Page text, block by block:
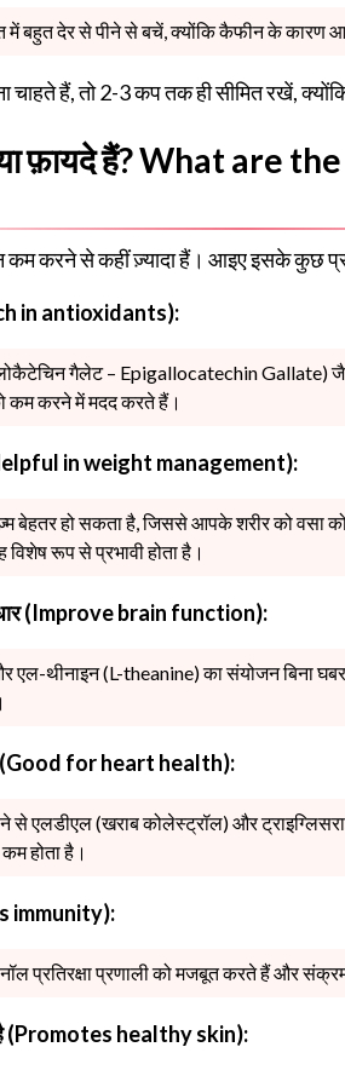
में बहुत देर से पीने से बचें, क्योंकि कैफीन के कारण
हैं, तो 2-3 कप तक ही सीमित रखें,
फ़ायदे हैं? What are
कम करने से कहीं ज़्यादा हैं। आइए इसके कुछ
in antioxidants):
गैलेट – Epigallocatechin Gallate)
कम करने में मदद करते हैं।
in weight management):
बेहतर हो सकता है, जिससे आपके शरीर को वसा
विशेष रूप से प्रभावी होता है।
सुधार (Improve brain function):
एल-थीनाइन (L-theanine) का संयोजन बिना
(Good for heart health):
से एलडीएल (खराब कोलेस्ट्रॉल) और
होता है।
immunity):
प्रतिरक्षा प्रणाली को मजबूत करते हैं और
है (Promotes healthy skin):